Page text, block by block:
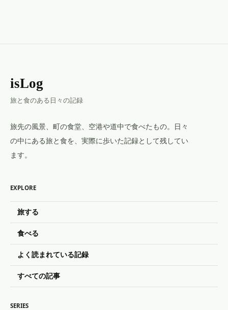
isLog
旅と食のある日々の記録
旅先の風景、町の食堂、空港や道中で食べたもの。日々
の中にある旅と食を、実際に歩いた記録として残してい
ます。
EXPLORE
旅する
食べる
よく読まれている記録
すべての記事
SERIES